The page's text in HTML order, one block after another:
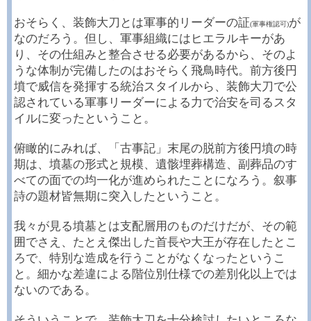
おそらく、装飾大刀とは軍事的リーダーの証(軍事権認可)が
なのだろう。但し、軍事組織にはヒエラルキーがあ
り、その仕組みと整合させる必要があるから、そのよ
うな体制が完備したのはおそらく飛鳥時代。前方後円
墳で威信を発揮する統治スタイルから、装飾大刀で公
認されている軍事リーダーによる力で治安を司るスタ
イルに変ったということ。
俯瞰的にみれば、「古事記」末尾の脱前方後円墳の時
期は、墳墓の形式と規模、遺骸埋葬構造、副葬品のす
べての面での均一化が進められたことになろう。叙事
詩の題材皆無期に突入したということ。
我々が見る墳墓とは支配層用のものだけだが、その範
囲でさえ、たとえ傑出した首長や大王が存在したとこ
ろで、特別な造成を行うことがなくなったというこ
と。細かな差違による階位別仕様での差別化以上では
ないのである。